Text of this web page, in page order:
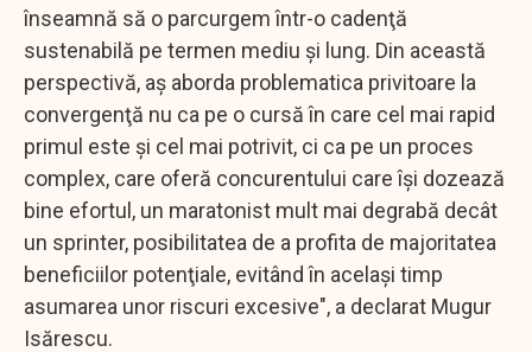
înseamnă să o parcurgem într-o cadenţă
sustenabilă pe termen mediu şi lung. Din această
perspectivă, aş aborda problematica privitoare la
convergenţă nu ca pe o cursă în care cel mai rapid
primul este şi cel mai potrivit, ci ca pe un proces
complex, care oferă concurentului care îşi dozează
bine efortul, un maratonist mult mai degrabă decât
un sprinter, posibilitatea de a profita de majoritatea
beneficiilor potenţiale, evitând în acelaşi timp
asumarea unor riscuri excesive", a declarat Mugur
Isărescu.